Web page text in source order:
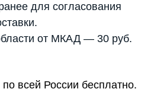
для согласования
от МКАД — 30 руб.
всей России бесплатно.